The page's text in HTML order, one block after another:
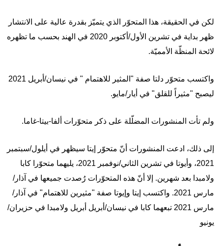
لكن في الحقيقة، هذا المتحوّر الذي يتميّز بقدرة عالية على الانتشار
ظهر بداية في تشرين الأول/أكتوبر 2020 في الهند بحسب ما تظهره
لائحة المنظّة الأمميّة.
واكتسب متحوّر دلتا صفة "المثير للاهتمام " في نيسان/أبريل 2021
ليصبح "مثيراً للقلق" في أيار/مايو.
ولم تأت المنشورات المضلّلة على ذكر متحوّرات ألفا-بيتا-غاما.
إلى ذلك، ادعت المنشورات أنّ متحوّر إيتا سيظهر في أيلول/سبتمبر
2021، وأيوتا في تشرين الثاني/نوفمبر 2021، يليهما متحوّرا كابا
ولامبدا بعد شهرين. إلا أنّ هذه المتحوّرات رُصدت جميعها في آذار/
مارس 2021. واكتسب إيتا وإيوتا صفة "مثيرين للاهتمام" في آذار/
مارس 2021 تبعهما كابا في نيسان/أبريل أبريل ولامبدا في حزيران/
يونيو